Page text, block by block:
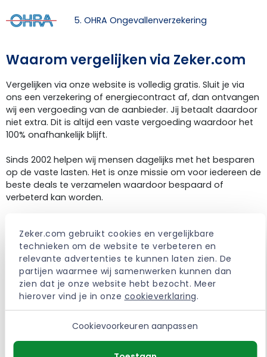
Zeker.com gebruikt cookies en vergelijkbare
technieken om de website te verbeteren en
relevante advertenties te kunnen laten zien. De
partijen waarmee wij samenwerken kunnen dan
zien dat je onze website hebt bezocht. Meer
hierover vind je in onze cookieverklaring.
Cookievoorkeuren aanpassen
5. OHRA Ongevallenverzekering
Waarom vergelijken via Zeker.com
Vergelijken via onze website is volledig gratis. Sluit je via
ons een verzekering of energiecontract af, dan ontvangen
wij een vergoeding van de aanbieder. Jij betaalt daardoor
niet extra. Dit is altijd een vaste vergoeding waardoor het
100% onafhankelijk blijft.
Sinds 2002 helpen wij mensen dagelijks met het besparen
op de vaste lasten. Het is onze missie om voor iedereen de
beste deals te verzamelen waardoor bespaard of
verbeterd kan worden.